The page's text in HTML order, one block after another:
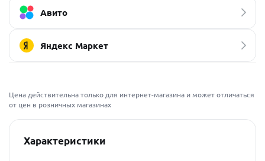
Авито
Яндекс Маркет
Цена действительна только для интернет-магазина и может отличаться
от цен в розничных магазинах
Характеристики